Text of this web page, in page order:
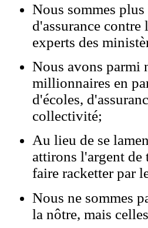
Nous sommes
d'assurance contre
experts des
Nous avons parmi
millionnaires en
d'écoles,
collectivité;
Au lieu de se
attirons l'argent de
faire racketter par
Nous ne sommes
la nôtre, mais